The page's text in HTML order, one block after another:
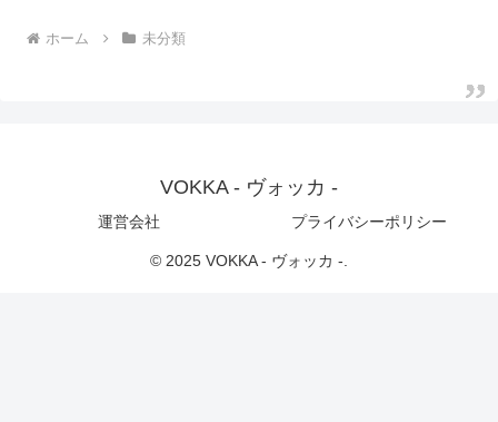
ホーム 未分類
VOKKA - ヴォッカ -
運営会社 プライバシーポリシー
© 2025 VOKKA - ヴォッカ -.